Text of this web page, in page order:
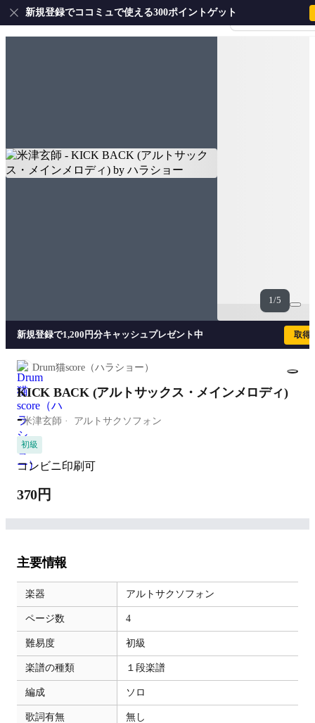
会員登録・ログイ
新規登録でココミュで使える300ポイントゲット
1/5
新規登録で1,200円分キャッシュプレゼント中 取得
Drum猫score（ハラショー）
KICK BACK (アルトサックス・メインメロディ)
-米津玄師 アルトサクソフォン
初級
コンビニ印刷可
370円
主要情報
楽器 アルトサクソフォン
ページ数 4
難易度 初級
楽譜の種類 １段楽譜
編成 ソロ
歌詞有無 無し